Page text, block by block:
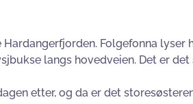
Folgefonna
langs hovedveien. Det er det
etter, og da er det